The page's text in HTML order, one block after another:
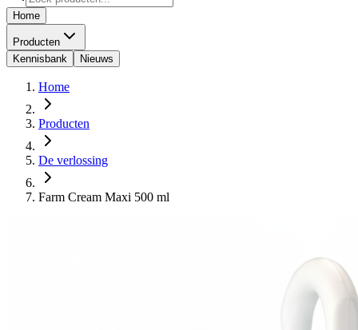
Home
Producten
Kennisbank
Nieuws
Home
Producten
De verlossing
Farm Cream Maxi 500 ml